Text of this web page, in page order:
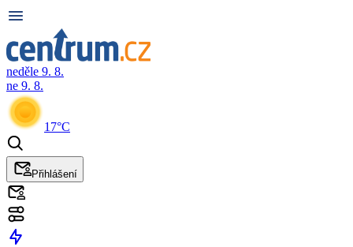
neděle 9. 8.
ne 9. 8.
17°C
Přihlášení